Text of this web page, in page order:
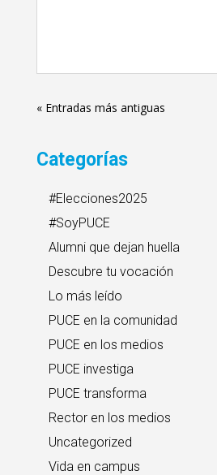
« Entradas más antiguas
Categorías
#Elecciones2025
#SoyPUCE
Alumni que dejan huella
Descubre tu vocación
Lo más leído
PUCE en la comunidad
PUCE en los medios
PUCE investiga
PUCE transforma
Rector en los medios
Uncategorized
Vida en campus